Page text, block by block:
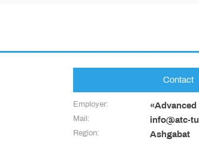
Contact
Employer:
Mail: info@atc-
Region: Ashgabat